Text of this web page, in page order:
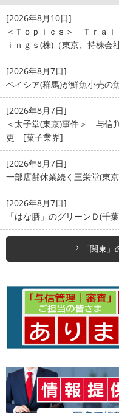
[2026年8月10日]
＜Ｔｏｐｉｃｓ＞ Ｔｒａｉ
ｉｎｇｓ(株)（東京、持株会
[2026年8月7日]
ベイシア(群馬)が鮮魚小売
[2026年8月7日]
＜太子堂(東京)事件＞ 与信
更 [菓子業界]
[2026年8月7日]
一部店舗休業続く三栄堂(東
[2026年8月7日]
「はな膳」のグリーンＤ(
「関東